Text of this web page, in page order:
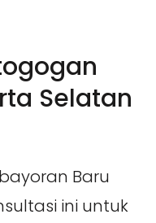
Selatan
Baru
ini untuk